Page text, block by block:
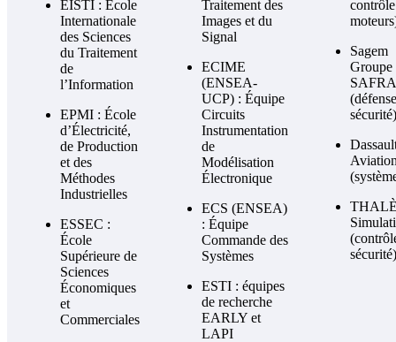
EISTI : École
Internationale
des Sciences
du Traitement
de
l’Information
EPMI : École
d’Électricité,
de Production
et des
Méthodes
Industrielles
ESSEC :
École
Supérieure de
Sciences
Économiques
et
Commerciales
Traitement des
Images et du
Signal
ECIME
(ENSEA-
UCP) : Équipe
Circuits
Instrumentation
de
Modélisation
Électronique
ECS (ENSEA)
: Équipe
Commande des
Systèmes
ESTI : équipes
de recherche
EARLY et
LAPI
contrôle
Sagem
Groupe
(défense
sécurité)
sécurité)